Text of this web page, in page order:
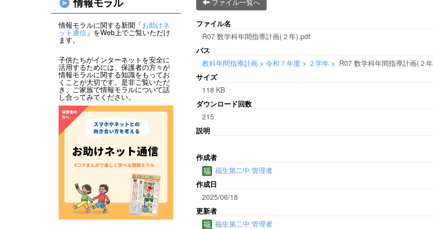
ファイル名
R07 数学科年間指導計画(２年).pdf
パス
教科年間指導計画> 令和７年度> ２学年> R07 数学科年間指導計画(２
サイズ
118 KB
ダウンロード回数
215
説明
作成者
福生第二中 管理者
作成日
2025/06/18
更新者
福生第二中 管理者
情報モラルに関する新聞「お助けネ
ット通信 」をWeb上でご覧いただけ
ます。
子供たちがインターネットを安全に
活用するためには、保護者の方々が
情報モラルに関する知識をもってお
くことが大切です。是非ご覧いただ
き、ご家族で情報モラルについて話
し合ってみてください。